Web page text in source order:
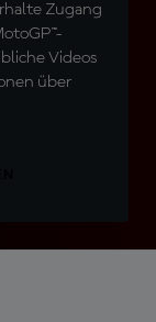
Zugang
Videos
über